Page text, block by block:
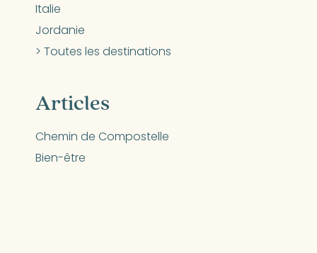
Italie
Jordanie
> Toutes les destinations
Articles
Chemin de Compostelle
Bien-être